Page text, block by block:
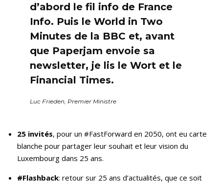
d’abord le fil info de France
Info. Puis le World in Two
Minutes de la BBC et, avant
que Paperjam envoie sa
newsletter, je lis le Wort et le
Financial Times.
Luc Frieden, Premier Ministre
25 invités, pour un #FastForward en 2050, ont eu carte
blanche pour partager leur souhait et leur vision du
Luxembourg dans 25 ans.
#Flashback: retour sur 25 ans d’actualités, que ce soit